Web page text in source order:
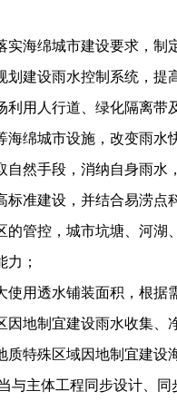
实海绵城市建设要求，
划建设雨水控制系统，提
利用人行道、绿化隔离
海绵城市设施，改变雨
自然手段，消纳自身雨
标准建设，并结合易涝
的管控，城市坑塘、河
；
使用透水铺装面积，根
因地制宜建设雨水收集、
质特殊区域因地制宜建设
与主体工程同步设计、